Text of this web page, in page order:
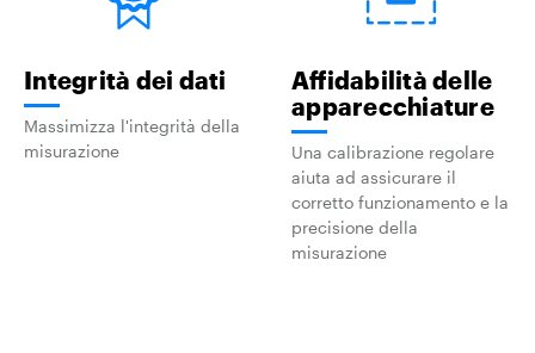
Integrità dei dati
Massimizza l'integrità della
misurazione
Affidabilità delle
apparecchiature
Una calibrazione regolare
aiuta ad assicurare il
corretto funzionamento e la
precisione della
misurazione